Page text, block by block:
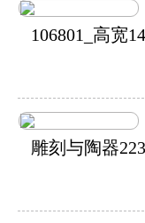
106801_高宽
雕刻与陶器